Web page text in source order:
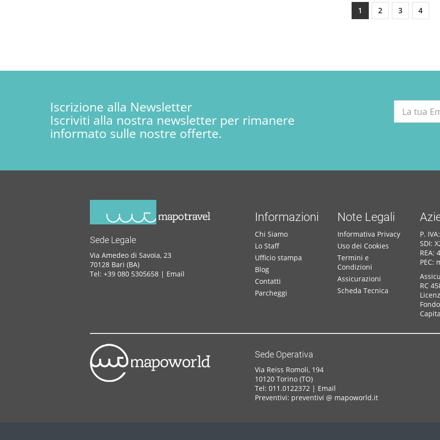
1 2 3 4
Iscrizione alla Newsletter
Iscriviti alla nostra newsletter per rimanere
informato sulle nostre offerte.
Sede Legale
Via Amedeo di Savoia, 23
70128 Bari (BA)
Tel: +39 080 5305658 | Email
Informazioni
Chi Siamo
Lo Staff
Ufficio stampa
Blog
Contatti
Parcheggi
Note Legali
Informativa Privacy
Uso dei Cookies
Termini e
Condizioni
Assicurazioni
Scheda Tecnica
P.
SDI:
REA:
PEC:
RC
Sede Operativa
Via Reiss Romoli, 194
10120 Torino (TO)
Tel: 011.0122372 | Email
Preventivi: preventivi @ mapoworld.it